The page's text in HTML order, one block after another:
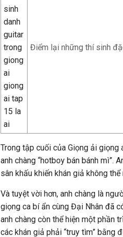
Điểm lại những thí sinh
Trong tập cuối của Giọng ải
anh chàng “hotboy bán bánh mì”.
sân khấu khiến khán giả không thể
Và tuyệt vời hơn, anh chàng là
giọng ca bí ẩn cùng Đại Nhân đã
anh chàng còn thể hiện một phần
các khán giả phải “truy tìm” bằng